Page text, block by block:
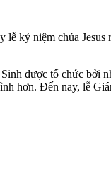
kỷ niệm chúa
được tổ chức bởi
hơn. Đến nay, lễ